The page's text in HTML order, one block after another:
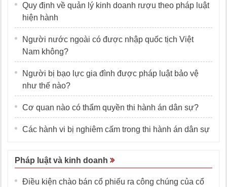
Quy định về quản lý kinh doanh rượu theo pháp luật
hiện hành
Người nước ngoài có được nhập quốc tịch Việt
Nam không?
Người bị bạo lực gia đình được pháp luật bảo vệ
như thế nào?
Cơ quan nào có thẩm quyền thi hành án dân sự?
Các hành vi bị nghiêm cấm trong thi hành án dân sự
Pháp luật và kinh doanh
Điều kiện chào bán cổ phiếu ra công chúng của cổ